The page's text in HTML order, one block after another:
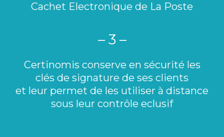
Cachet Electronique de La Poste
– 3 –
Certinomis conserve en sécurité les
clés de signature de ses clients
et leur permet de les utiliser à distance
sous leur contrôle eclusif